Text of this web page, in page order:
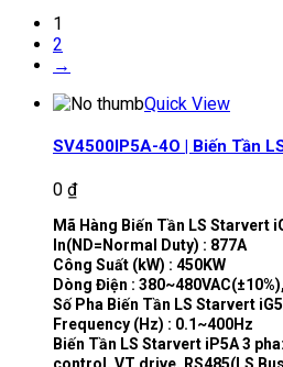
1
2
→
Quick View
SV4500IP5A-4O | Biến Tần
0 ₫
Mã Hàng Biến Tần LS Starvert
In(ND=Normal Duty) : 877A
Công Suất (kW) : 450KW
Dòng Điện :
Số Pha Biến Tần LS Starvert
Frequency (Hz) : 0.1~400Hz
Biến Tần LS Starvert iP5A 3